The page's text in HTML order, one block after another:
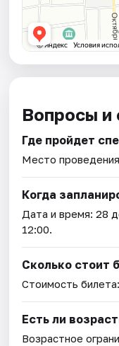
Вопросы и
Где пройдет
Место
Когда
Дата и время:28
12:00.
Сколько стоит
Стоимость
Есть ли
Возрастное